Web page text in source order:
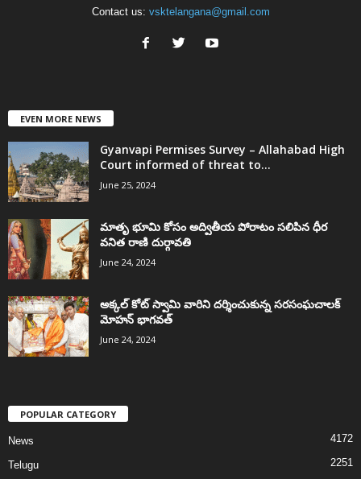
Contact us: vsktelangana@gmail.com
EVEN MORE NEWS
Gyanvapi Permises Survey – Allahabad High
Court informed of threat to...
June 25, 2024
మాతృ భూమి కోసం అద్వితీయ పోరాటం సలిపిన ధీర
వనిత రాణి దుర్గావతి
June 24, 2024
అక్కల్‌ కోట్‌ స్వామి వారిని దర్శించుకున్న సరసంఘచాలక్
మోహన్ భాగవత్
June 24, 2024
POPULAR CATEGORY
News 4172
Telugu 2251